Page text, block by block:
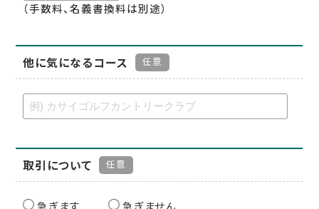
（手数料、名義書換料は別途）
他に気になるコース 任意
取引について 任意
急ぎます 急ぎません